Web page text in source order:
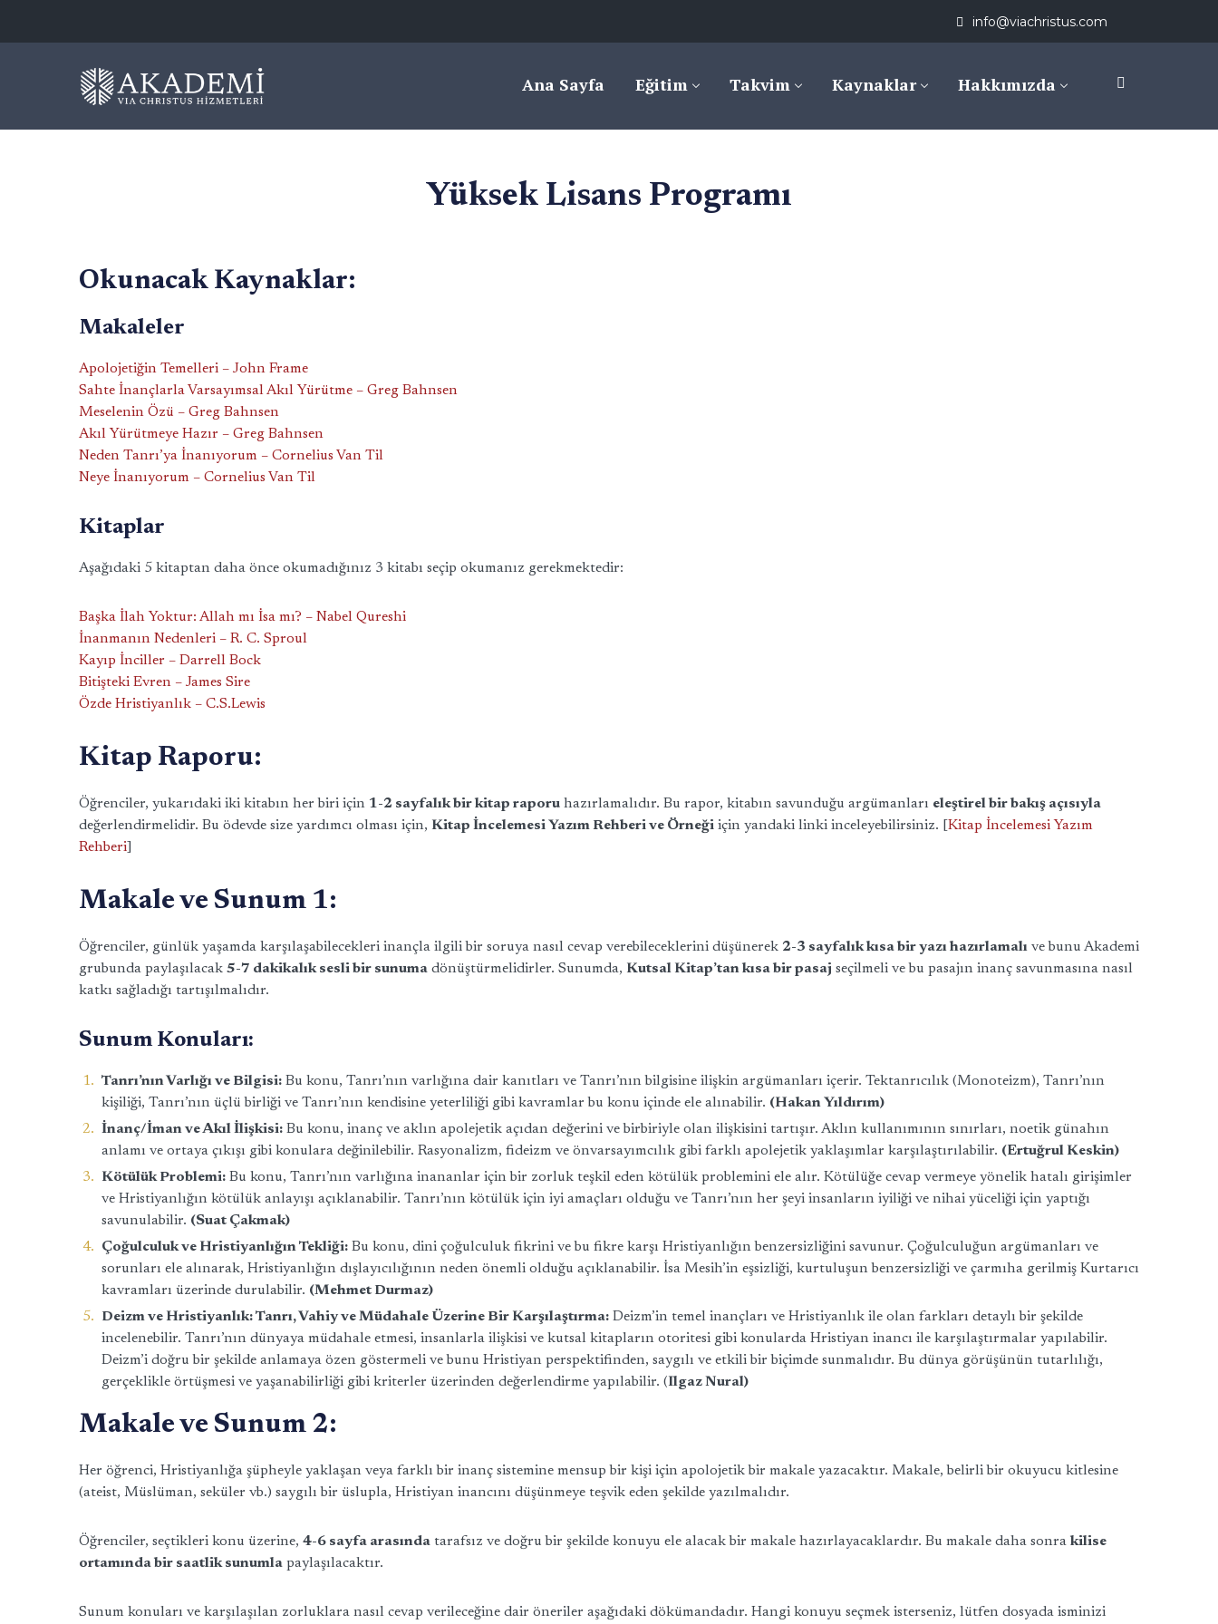
info@viachristus.com
Ana Sayfa Eğitim Takvim Kaynaklar Hakkımızda
Yüksek Lisans Programı
Okunacak Kaynaklar:
Makaleler
Apolojetiğin Temelleri – John Frame
Sahte İnançlarla Varsayımsal Akıl Yürütme – Greg Bahnsen
Meselenin Özü – Greg Bahnsen
Akıl Yürütmeye Hazır – Greg Bahnsen
Neden Tanrı’ya İnanıyorum – Cornelius Van Til
Neye İnanıyorum – Cornelius Van Til
Kitaplar
Aşağıdaki 5 kitaptan daha önce okumadığınız 3 kitabı seçip okumanız gerekmektedir:
Başka İlah Yoktur: Allah mı İsa mı? – Nabel Qureshi
İnanmanın Nedenleri – R. C. Sproul
Kayıp İnciller – Darrell Bock
Bitişteki Evren – James Sire
Özde Hristiyanlık – C.S.Lewis
Kitap Raporu:
Öğrenciler, yukarıdaki iki kitabın her biri için 1-2 sayfalık bir kitap raporu hazırlamalıdır. Bu rapor, kitabın savunduğu argümanları eleştirel bir bakış açısıyla
değerlendirmelidir. Bu ödevde size yardımcı olması için, Kitap İncelemesi Yazım Rehberi ve Örneği için yandaki linki inceleyebilirsiniz. [ Kitap İncelemesi Yazım
Rehberi
Makale ve Sunum 1:
Öğrenciler, günlük yaşamda karşılaşabilecekleri inançla ilgili bir soruya nasıl cevap verebileceklerini düşünerek 2-3 sayfalık kısa bir yazı hazırlamalı ve bunu Akademi
grubunda paylaşılacak 5-7 dakikalık sesli bir sunuma dönüştürmelidirler. Sunumda, Kutsal Kitap’tan kısa bir pasaj seçilmeli ve bu pasajın inanç savunmasına nasıl
katkı sağladığı tartışılmalıdır.
Sunum Konuları:
Tanrı’nın Varlığı ve Bilgisi: Bu konu, Tanrı’nın varlığına dair kanıtları ve Tanrı’nın bilgisine ilişkin argümanları içerir. Tektanrıcılık (Monoteizm), Tanrı’nın
kişiliği, Tanrı’nın üçlü birliği ve Tanrı’nın kendisine yeterliliği gibi kavramlar bu konu içinde ele alınabilir. (Hakan Yıldırım)
İnanç/İman ve Akıl İlişkisi: Bu konu, inanç ve aklın apolejetik açıdan değerini ve birbiriyle olan ilişkisini tartışır. Aklın kullanımının sınırları, noetik günahın
anlamı ve ortaya çıkışı gibi konulara değinilebilir. Rasyonalizm, fideizm ve önvarsayımcılık gibi farklı apolejetik yaklaşımlar karşılaştırılabilir. (Ertuğrul Keskin)
Kötülük Problemi: Bu konu, Tanrı’nın varlığına inananlar için bir zorluk teşkil eden kötülük problemini ele alır. Kötülüğe cevap vermeye yönelik hatalı girişimler
ve Hristiyanlığın kötülük anlayışı açıklanabilir. Tanrı’nın kötülük için iyi amaçları olduğu ve Tanrı’nın her şeyi insanların iyiliği ve nihai yüceliği için yaptığı
savunulabilir. (Suat Çakmak)
Çoğulculuk ve Hristiyanlığın Tekliği: Bu konu, dini çoğulculuk fikrini ve bu fikre karşı Hristiyanlığın benzersizliğini savunur. Çoğulculuğun argümanları ve
sorunları ele alınarak, Hristiyanlığın dışlayıcılığının neden önemli olduğu açıklanabilir. İsa Mesih’in eşsizliği, kurtuluşun benzersizliği ve çarmıha gerilmiş Kurtarıcı
kavramları üzerinde durulabilir. (Mehmet Durmaz)
Deizm ve Hristiyanlık: Tanrı, Vahiy ve Müdahale Üzerine Bir Karşılaştırma: Deizm’in temel inançları ve Hristiyanlık ile olan farkları detaylı bir şekilde
incelenebilir. Tanrı’nın dünyaya müdahale etmesi, insanlarla ilişkisi ve kutsal kitapların otoritesi gibi konularda Hristiyan inancı ile karşılaştırmalar yapılabilir.
Deizm’i doğru bir şekilde anlamaya özen göstermeli ve bunu Hristiyan perspektifinden, saygılı ve etkili bir biçimde sunmalıdır. Bu dünya görüşünün tutarlılığı,
gerçeklikle örtüşmesi ve yaşanabilirliği gibi kriterler üzerinden değerlendirme yapılabilir. (Ilgaz Nural)
Makale ve Sunum 2:
Her öğrenci, Hristiyanlığa şüpheyle yaklaşan veya farklı bir inanç sistemine mensup bir kişi için apolojetik bir makale yazacaktır. Makale, belirli bir okuyucu kitlesine
(ateist, Müslüman, seküler vb.) saygılı bir üslupla, Hristiyan inancını düşünmeye teşvik eden şekilde yazılmalıdır.
Öğrenciler, seçtikleri konu üzerine, 4-6 sayfa arasında tarafsız ve doğru bir şekilde konuyu ele alacak bir makale hazırlayacaklardır. Bu makale daha sonra kilise
ortamında bir saatlik sunumla paylaşılacaktır.
Sunum konuları ve karşılaşılan zorluklara nasıl cevap verileceğine dair öneriler aşağıdaki dökümandadır. Hangi konuyu seçmek isterseniz, lütfen dosyada isminizi